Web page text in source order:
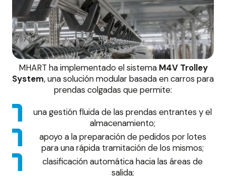
MHART ha implementado el sistema M4V Trolley
System, una solución modular basada en carros para
prendas colgadas que permite:
una gestión fluida de las prendas entrantes y el
almacenamiento;
apoyo a la preparación de pedidos por lotes
para una rápida tramitación de los mismos;
clasificación automática hacia las áreas de
salida;